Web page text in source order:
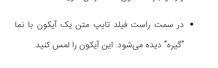
در سمت راست فیلد تایپ متن یک آیکون با نما
“گیره” دیده می‌شود. این آیکون را لمس کنید.